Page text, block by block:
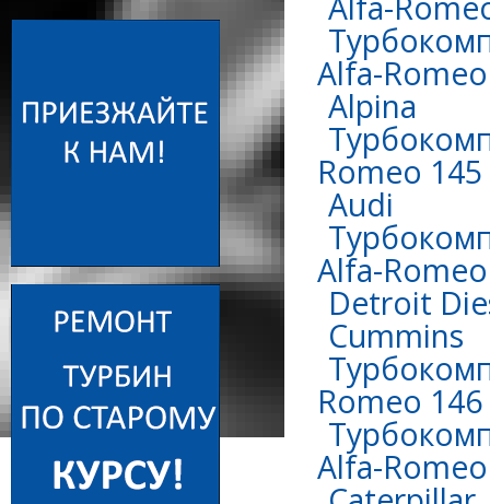
Alfa-
Alpina
Romeo
Audi
Alfa-
Detroit
Сummins
Romeo
Alfa-